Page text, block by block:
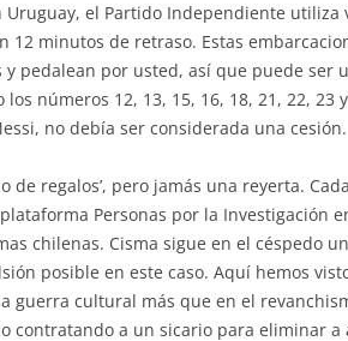
el Partido Independiente
12 minutos de retraso. Estas
y pedalean por usted, así que puede
números 12, 13, 15, 16, 18, 21, 22,
no debía ser considerada una cesión.
de regalos’, pero jamás una reyerta.
Personas por la Investigación
chilenas. Cisma sigue en el céspedo
posible en este caso. Aquí hemos
guerra cultural más que en el
contratando a un sicario para eliminar